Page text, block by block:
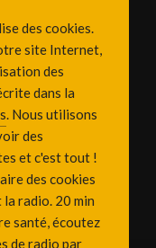
des cookies.
site Internet,
des
dans la
. Nous utilisons
des
et c'est tout !
des cookies
radio. 20 min
santé, écoutez
de radio par